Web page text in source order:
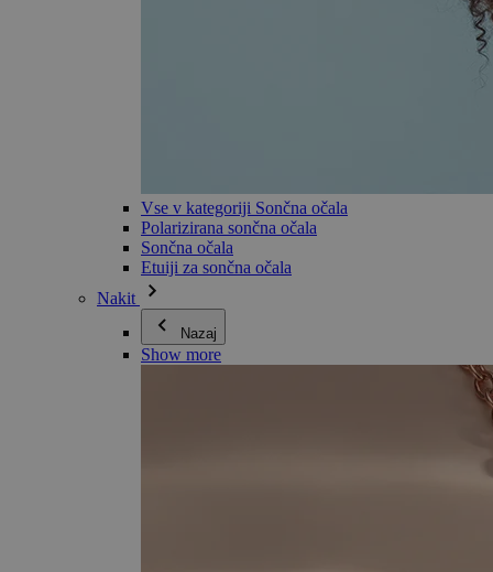
Vse v kategoriji Sončna očala
Polarizirana sončna očala
Sončna očala
Etuiji za sončna očala
Nakit
Nazaj
Show more